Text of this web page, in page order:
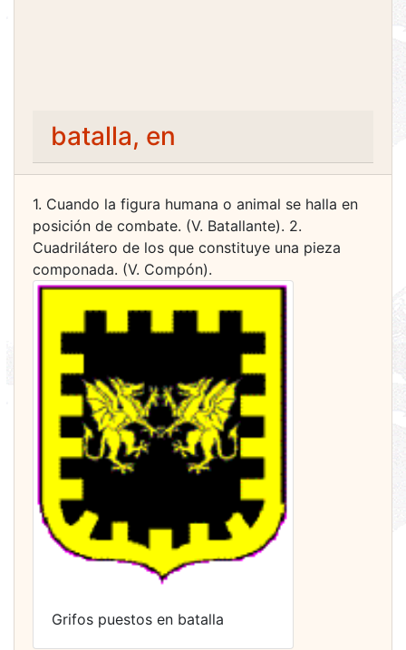
batalla, en
1. Cuando la figura humana o animal se halla en
posición de combate. (V. Batallante). 2.
Cuadrilátero de los que constituye una pieza
componada. (V. Compón).
Grifos puestos en batalla